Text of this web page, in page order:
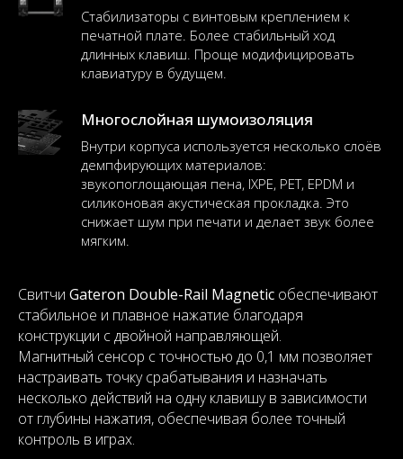
Стабилизаторы с винтовым креплением к
печатной плате. Более стабильный ход
длинных клавиш. Проще модифицировать
клавиатуру в будущем.
Многослойная шумоизоляция
Внутри корпуса используется несколько слоёв
демпфирующих материалов:
звукопоглощающая пена, IXPE, PET, EPDM и
силиконовая акустическая прокладка. Это
снижает шум при печати и делает звук более
мягким.
Свитчи Gateron Double-Rail Magnetic обеспечивают
стабильное и плавное нажатие благодаря
конструкции с двойной направляющей.
Магнитный сенсор с точностью до 0,1 мм позволяет
настраивать точку срабатывания и назначать
несколько действий на одну клавишу в зависимости
от глубины нажатия, обеспечивая более точный
контроль в играх.